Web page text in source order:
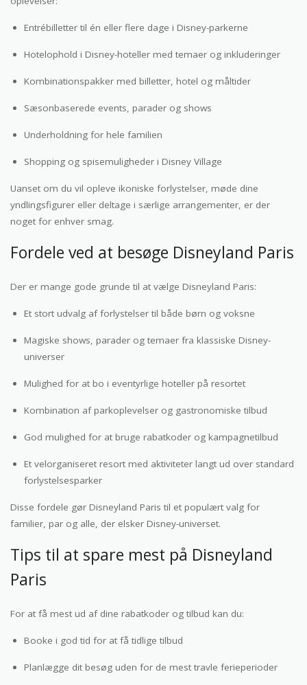
Entrébilletter til én eller flere dage i Disney-parkerne
Hotelophold i Disney-hoteller med temaer og inkluderinger
Kombinationspakker med billetter, hotel og måltider
Sæsonbaserede events, parader og shows
Underholdning for hele familien
Shopping og spisemuligheder i Disney Village
Uanset om du vil opleve ikoniske forlystelser, møde dine
yndlingsfigurer eller deltage i særlige arrangementer, er der
noget for enhver smag.
Fordele ved at besøge Disneyland Paris
Der er mange gode grunde til at vælge Disneyland Paris:
Et stort udvalg af forlystelser til både børn og voksne
Magiske shows, parader og temaer fra klassiske Disney-
universer
Mulighed for at bo i eventyrlige hoteller på resortet
Kombination af parkoplevelser og gastronomiske tilbud
God mulighed for at bruge rabatkoder og kampagnetilbud
Et velorganiseret resort med aktiviteter langt ud over standard
forlystelsesparker
Disse fordele gør Disneyland Paris til et populært valg for
familier, par og alle, der elsker Disney-universet.
Tips til at spare mest på Disneyland
Paris
For at få mest ud af dine rabatkoder og tilbud kan du:
Booke i god tid for at få tidlige tilbud
Planlægge dit besøg uden for de mest travle ferieperioder